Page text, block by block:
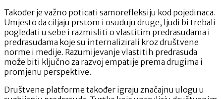
Također je važno poticati samorefleksiju kod pojedinaca.
Umjesto da ciljaju prstom i osuđuju druge, ljudi bi trebali
pogledati u sebe i razmisliti o vlastitim predrasudama i
predrasudama koje su internalizirali kroz društvene
norme i medije. Razumijevanje vlastitih predrasuda
može biti ključno za razvoj empatije prema drugima i
promjenu perspektive.
Društvene platforme također igraju značajnu ulogu u